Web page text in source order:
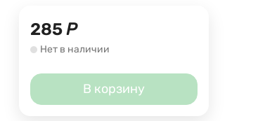
285Р
Нет в наличии
В корзину